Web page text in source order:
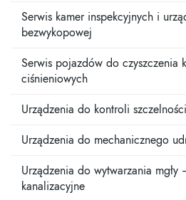
Serwis kamer inspekcyjnych i
bezwykopowej
Serwis pojazdów do czyszczenia
ciśnieniowych
Urządzenia do kontroli
Urządzenia do mechanicznego
Urządzenia do wytwarzania mgły
kanalizacyjne